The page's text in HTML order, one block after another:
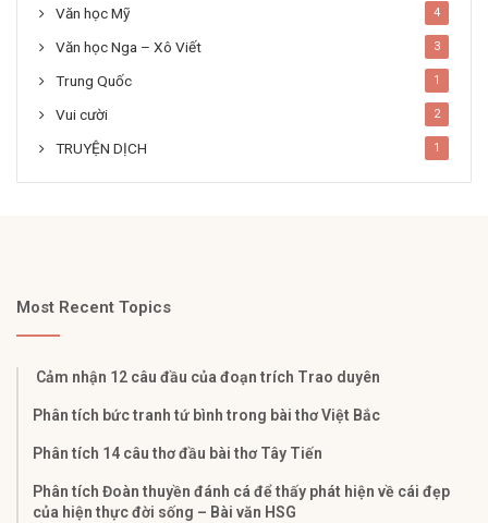
Văn học Mỹ 4
Văn học Nga – Xô Viết 3
Trung Quốc 1
Vui cười 2
TRUYỆN DỊCH 1
Most Recent Topics
Cảm nhận 12 câu đầu của đoạn trích Trao duyên
Phân tích bức tranh tứ bình trong bài thơ Việt Bắc
Phân tích 14 câu thơ đầu bài thơ Tây Tiến
Phân tích Đoàn thuyền đánh cá để thấy phát hiện về cái đẹp
của hiện thực đời sống – Bài văn HSG